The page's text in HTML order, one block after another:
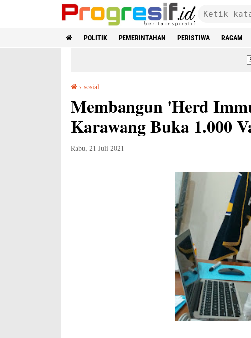
POLITIK PEMERINTAHAN PERISTIWA RAGAM
› sosial
Membangun 'Herd
Karawang Buka 1.000
Rabu, 21 Juli 2021